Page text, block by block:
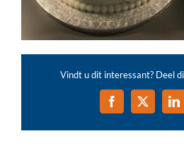
Vindt u dit interessant? Deel
Facebook
X